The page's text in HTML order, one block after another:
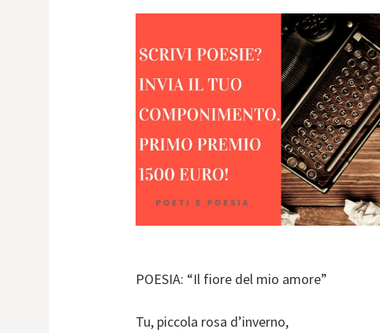
POESIA: “Il fiore del mio amore”
Tu, piccola rosa d’inverno,